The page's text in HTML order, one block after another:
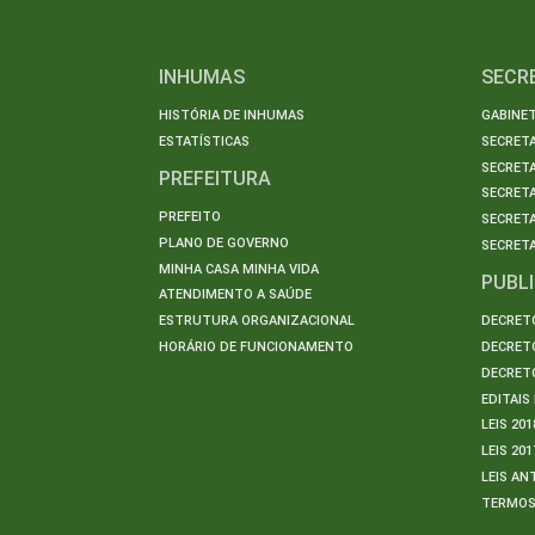
INHUMAS
HISTÓRIA DE INHUMAS
ESTATÍSTICAS
PREFEITURA
PREFEITO
PLANO DE GOVERNO
MINHA CASA MINHA VIDA
ATENDIMENTO A SAÚDE
ESTRUTURA ORGANIZACIONAL
HORÁRIO DE FUNCIONAMENTO
EDITAIS
LEIS
LEIS
LEIS
TERMOS